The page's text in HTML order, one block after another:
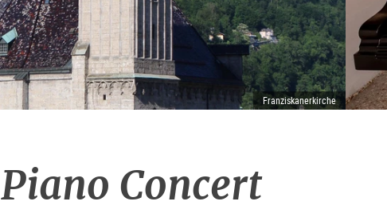
Franziskanerkirche
Piano Concert